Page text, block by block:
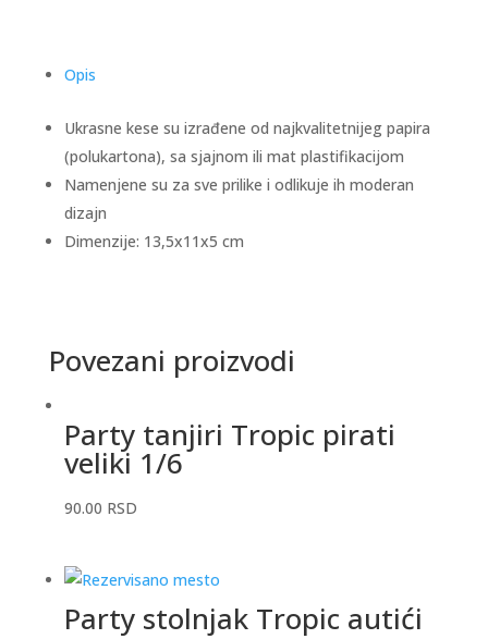
Opis
Ukrasne kese su izrađene od najkvalitetnijeg papira
(polukartona), sa sjajnom ili mat plastifikacijom
Namenjene su za sve prilike i odlikuje ih moderan
dizajn
Dimenzije: 13,5x11x5 cm
Povezani proizvodi
Party tanjiri Tropic pirati
veliki 1/6
90.00 RSD
Party stolnjak Tropic autići